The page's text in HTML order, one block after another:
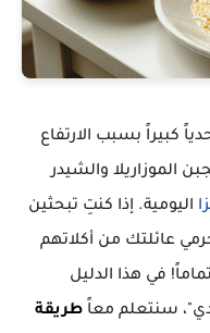
كبيراً بسبب الارتفاع
الموزاريلا والشيدر
اليومية. إذا كنتِ تبحثين
عائلتك من أكلاتهم
في هذا الدليل
سنتعلم معاً طريقة